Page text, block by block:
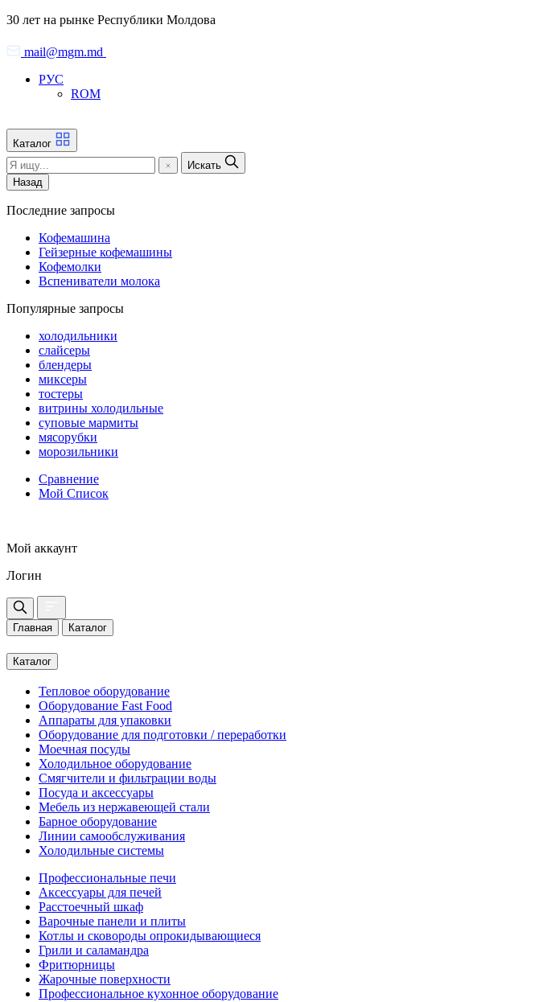
Skip
the
content
30 лет на рынке Республики Молдова
mail@mgm.md
РУС
ROM
Каталог
Искать
Назад
Последние запросы
Кофемашина
Гейзерные кофемашины
Кофемолки
Вспениватели молока
Популярные запросы
холодильники
слайсеры
блендеры
миксеры
тостеры
витрины холодильные
суповые мармиты
мясорубки
морозильники
Сравнение
Мой Список
Мой аккаунт
Логин
Главная Каталог
Каталог
Тепловое оборудование
Оборудование Fast Food
Аппараты для упаковки
Оборудование для подготовки / переработки
Моечная посуды
Холодильное оборудование
Смягчители и фильтрации воды
Посуда и аксессуары
Мебель из нержавеющей стали
Барное оборудование
Линии самообслуживания
Холодильные системы
Профессиональные печи
Аксессуары для печей
Расстоечный шкаф
Варочные панели и плиты
Котлы и сковороды опрокидывающиеся
Грили и саламандра
Фритюрницы
Жарочные поверхности
Профессиональное кухонное оборудование